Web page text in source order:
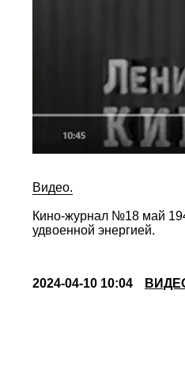
Видео.
Кино-журнал №18 май
удвоенной энергией.
2024-04-10 10:04